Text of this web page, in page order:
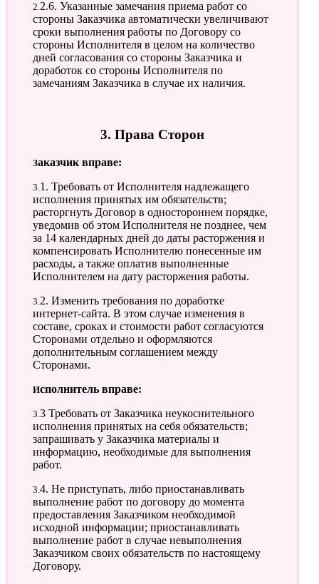
2.2.6. Указанные замечания приема работ со
стороны Заказчика автоматически увеличивают
сроки выполнения работы по Договору со
стороны Исполнителя в целом на количество
дней согласования со стороны Заказчика и
доработок со стороны Исполнителя по
замечаниям Заказчика в случае их наличия.
3. Права Сторон
Заказчик вправе:
3.1. Требовать от Исполнителя надлежащего
исполнения принятых им обязательств;
расторгнуть Договор в одностороннем порядке,
уведомив об этом Исполнителя не позднее, чем
за 14 календарных дней до даты расторжения и
компенсировать Исполнителю понесенные им
расходы, а также оплатив выполненные
Исполнителем на дату расторжения работы.
3.2. Изменить требования по доработке
интернет-сайта. В этом случае изменения в
составе, сроках и стоимости работ согласуются
Сторонами отдельно и оформляются
дополнительным соглашением между
Сторонами.
Исполнитель вправе:
3.3 Требовать от Заказчика неукоснительного
исполнения принятых на себя обязательств;
запрашивать у Заказчика материалы и
информацию, необходимые для выполнения
работ.
3.4. Не приступать, либо приостанавливать
выполнение работ по договору до момента
предоставления Заказчиком необходимой
исходной информации; приостанавливать
выполнение работ в случае невыполнения
Заказчиком своих обязательств по настоящему
Договору.